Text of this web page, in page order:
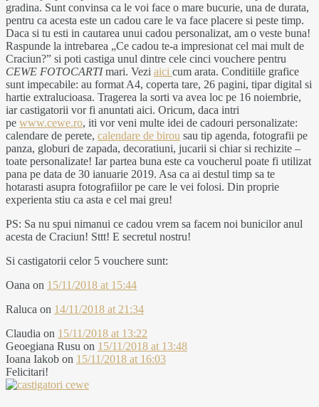
gradina. Sunt convinsa ca le voi face o mare bucurie, una de durata,
pentru ca acesta este un cadou care le va face placere si peste timp.
Daca si tu esti in cautarea unui cadou personalizat, am o veste buna!
Raspunde la intrebarea „Ce cadou te-a impresionat cel mai mult de
Craciun?” si poti castiga unul dintre cele cinci vouchere pentru
CEWE FOTOCARTImari. Vezi aici cum arata. Conditiile grafice
sunt impecabile: au format A4, coperta tare, 26 pagini, tipar digital si
hartie extralucioasa. Tragerea la sorti va avea loc pe 16 noiembrie,
iar castigatorii vor fi anuntati aici. Oricum, daca intri
pe www.cewe.ro, iti vor veni multe idei de cadouri personalizate:
calendare de perete, calendare de birou sau tip agenda, fotografii pe
panza, globuri de zapada, decoratiuni, jucarii si chiar si rechizite –
toate personalizate! Iar partea buna este ca voucherul poate fi utilizat
pana pe data de 30 ianuarie 2019. Asa ca ai destul timp sa te
hotarasti asupra fotografiilor pe care le vei folosi. Din proprie
experienta stiu ca asta e cel mai greu!
PS: Sa nu spui nimanui ce cadou vrem sa facem noi bunicilor anul
acesta de Craciun! Sttt! E secretul nostru!
Si castigatorii celor 5 vouchere sunt:
Oana on 15/11/2018 at 15:44
Raluca on 14/11/2018 at 21:34
Claudia on 15/11/2018 at 13:22
Geoegiana Rusu on 15/11/2018 at 13:48
Ioana Iakob on 15/11/2018 at 16:03
Felicitari!